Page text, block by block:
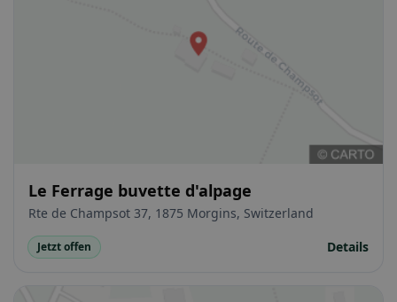
Le Ferrage buvette d'alpage
Rte de Champsot 37, 1875 Morgins, Switzerland
Jetzt offen Details